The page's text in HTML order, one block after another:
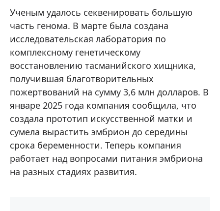
Ученым удалось секвенировать большую
часть генома. В марте была создана
исследовательская лаборатория по
комплексному генетическому
восстановлению тасманийского хищника,
получившая благотворительных
пожертвований на сумму 3,6 млн долларов. В
январе 2025 года компания сообщила, что
создала прототип искусственной матки и
сумела вырастить эмбрион до середины
срока беременности. Теперь компания
работает над вопросами питания эмбриона
на разных стадиях развития.